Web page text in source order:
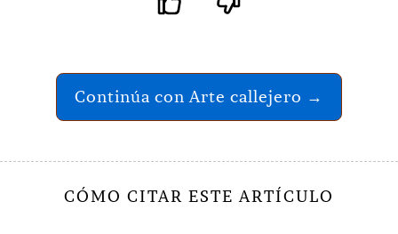
Continúa con Arte callejero →
CÓMO CITAR ESTE ARTÍCULO